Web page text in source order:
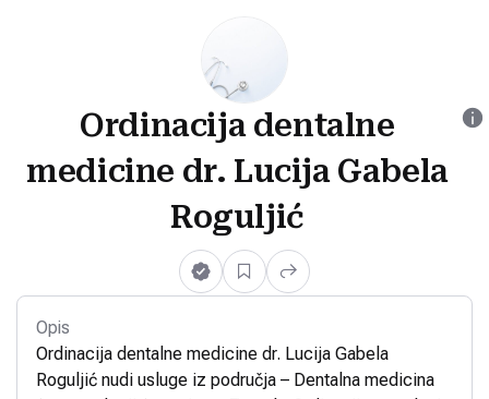
Ordinacija dentalne
medicine dr. Lucija Gabela
Roguljić
Opis
Ordinacija dentalne medicine dr. Lucija Gabela
Roguljić nudi usluge iz područja – Dentalna medicina